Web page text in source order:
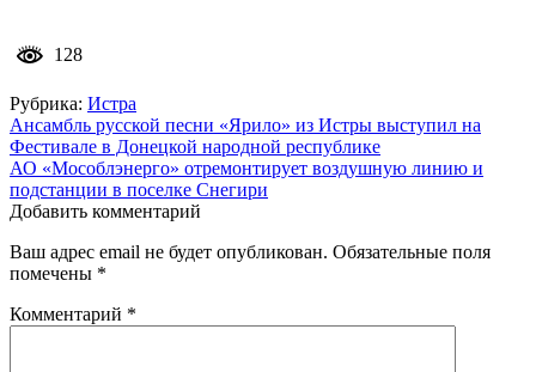
128
Рубрика: Истра
Навигация
по
записям
Ансамбль русской песни «Ярило» из Истры выступил на
Фестивале в Донецкой народной республике
АО «Мособлэнерго» отремонтирует воздушную линию и
подстанции в поселке Снегири
Добавить комментарий
Ваш адрес email не будет опубликован. Обязательные поля
помечены *
Комментарий *